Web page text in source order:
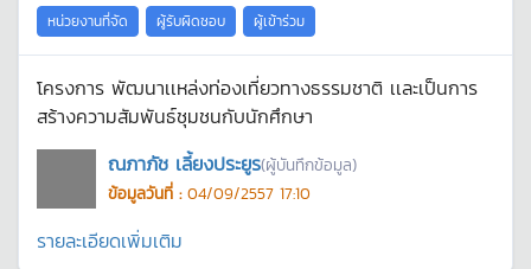
หน่วยงานที่จัด ผู้รับผิดชอบ ผู้เข้าร่วม
โครงการ พัฒนาเเหล่งท่องเที่ยวทางธรรมชาติ เเละเป็นการ
สร้างความสัมพันธ์ชุมชนกับนักศึกษา
ณภาภัช เลี้ยงประยูร(ผู้บันทึกข้อมูล)
ข้อมูลวันที่ : 04/09/2557 17:10
รายละเอียดเพิ่มเติม